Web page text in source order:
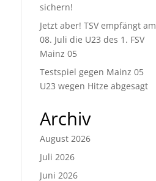
sichern!
Jetzt aber! TSV empfängt am
08. Juli die U23 des 1. FSV
Mainz 05
Testspiel gegen Mainz 05
U23 wegen Hitze abgesagt
Archiv
August 2026
Juli 2026
Juni 2026